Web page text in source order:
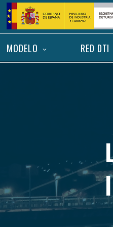
Saltar
contenido
Inicio
MODELO RED DTI